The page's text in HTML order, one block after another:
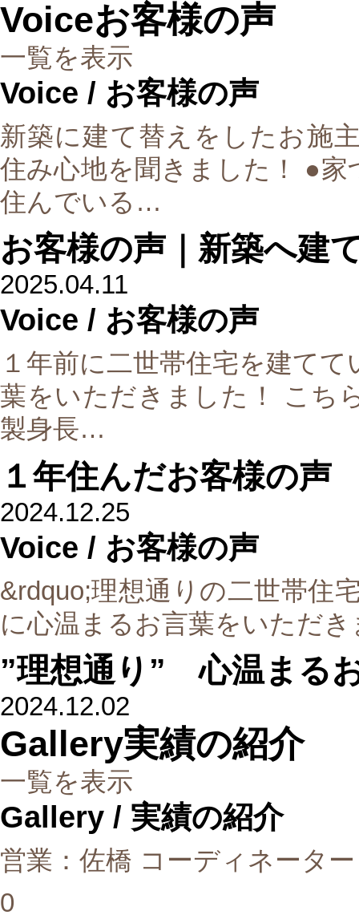
Voiceお客様の声
一覧を表示
Voice / お客様の声
新築に建て替えをしたお施
住み心地を聞きました！ ●
住んでいる…
お客様の声｜新築へ建
2025.04.11
Voice / お客様の声
１年前に二世帯住宅を建て
葉をいただきました！ こち
製身長…
１年住んだお客様の声
2024.12.25
Voice / お客様の声
&rdquo;理想通りの二世帯住
に心温まるお言葉をいただ
”理想通り” 心温まる
2024.12.02
Gallery実績の紹介
一覧を表示
Gallery / 実績の紹介
営業：佐橋 コーディネータ
0